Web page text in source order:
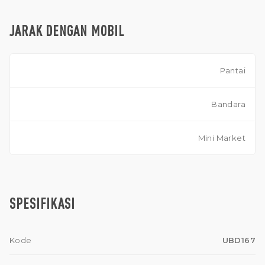
JARAK DENGAN MOBIL
Pantai
Bandara
Mini Market
SPESIFIKASI
Kode UBD167